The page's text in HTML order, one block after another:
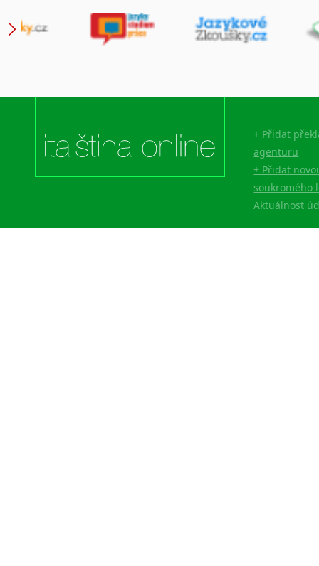
+ Přidat
agenturu
+ Přidat
soukromého
Aktuálnost